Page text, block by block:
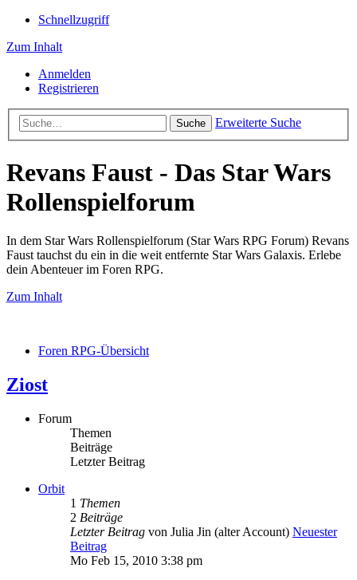
Schnellzugriff
Zum Inhalt
Anmelden
Registrieren
Suche Erweiterte Suche
Revans Faust - Das Star Wars
Rollenspielforum
In dem Star Wars Rollenspielforum (Star Wars RPG Forum) Revans
Faust tauchst du ein in die weit entfernte Star Wars Galaxis. Erlebe
dein Abenteuer im Foren RPG.
Zum Inhalt
Foren RPG-Übersicht
Ziost
Forum
Themen
Beiträge
Letzter Beitrag
Orbit
1 Themen
2 Beiträge
Letzter Beitrag von Julia Jin (alter Account) Neuester
Beitrag
Mo Feb 15, 2010 3:38 pm